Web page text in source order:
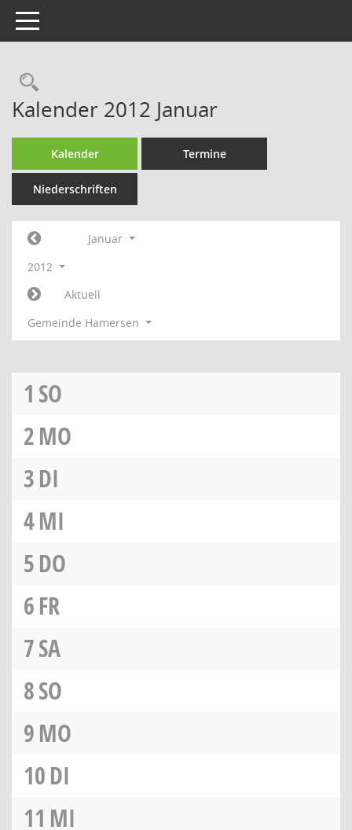
Toggle navigation
Rechercheauswahl
Kalender 2012 Januar
Kalender Termine
Niederschriften
Januar
2012
Aktuell
Gemeinde Hamersen
1 SO
2MO
3DI
4MI
5DO
6FR
7SA
8SO
9MO
10DI
11 MI